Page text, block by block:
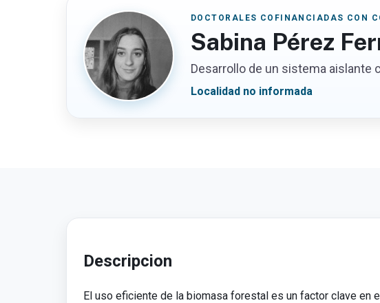
DOCTORALES COFINANCIADAS CON
Sabina Pérez
Desarrollo de un sistema
Localidad no informada
Descripcion
El uso eficiente de la biomasa forestal es un factor clave en